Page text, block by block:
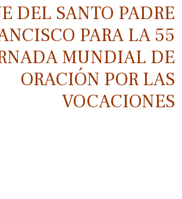
DEL SANTO PADRE
PARA LA 55
MUNDIAL DE
ORACIÓN POR LAS
VOCACIONES